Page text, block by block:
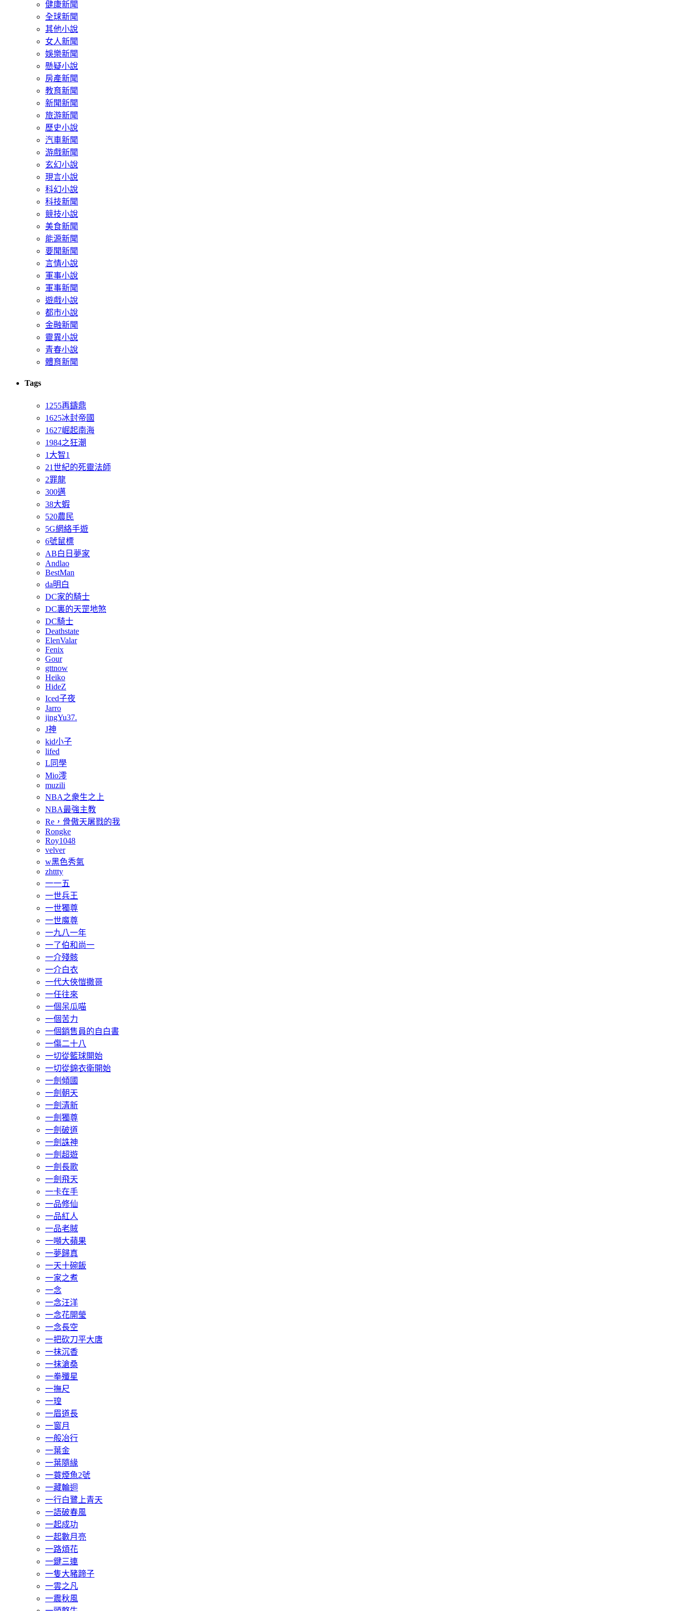
健康新聞
全球新聞
其他小說
女人新聞
娛樂新聞
懸疑小說
房產新聞
教育新聞
新聞新聞
旅游新聞
歷史小說
汽車新聞
游戲新聞
玄幻小說
現言小說
科幻小說
科技新聞
競技小說
美食新聞
能源新聞
要聞新聞
言情小說
軍事小說
軍事新聞
遊戲小說
都市小說
金融新聞
靈異小說
青春小說
體育新聞
Tags
1255再鑄鼎
1625冰封帝國
1627崛起南海
1984之狂潮
1大智1
21世紀的死靈法師
2罪龍
300邁
38大蝦
520農民
5G網絡手遊
6號鼠標
AB白日夢家
Andlao
BestMan
da明白
DC家的騎士
DC裏的天罡地煞
DC騎士
Deathstate
ElenValar
Fenix
Gour
gttnow
Heiko
HideZ
Iced子夜
Jarro
jingYu37.
J神
kid小子
lifed
L同學
Mio澪
muzili
NBA之衆生之上
NBA最強主教
Re，骨傲天屠戮的我
Rongke
Roy1048
velver
w黑色秀氣
zhttty
一一五
一世兵王
一世獨尊
一世魔尊
一九八一年
一了伯和尚一
一介殘骸
一介白衣
一代大俠愷撒哥
一任往來
一個呆瓜喵
一個苦力
一個銷售員的自白書
一傷二十八
一切從籃球開始
一切從錦衣衛開始
一劍傾國
一劍朝天
一劍清新
一劍獨尊
一劍破道
一劍誅神
一劍超遊
一劍長歌
一劍飛天
一卡在手
一品修仙
一品紅人
一品老賊
一噸大蘋果
一夢歸真
一天十碗飯
一家之煮
一念
一念汪洋
一念花開瑩
一念長空
一把砍刀平大唐
一抹沉香
一抹滄桑
一拳殲星
一撫尺
一瑝
一眉道長
一窗月
一般冶行
一葉金
一葉隨緣
一蓑煙魚2號
一藏輪迴
一行白鷺上青天
一語破春風
一起成功
一起數月亮
一路煩花
一鍵三連
一隻大豬蹄子
一雲之凡
一震秋風